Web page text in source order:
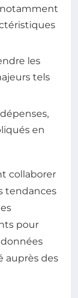
notamment
les
tels
en
collaborer
tendances
pour
données
auprès des